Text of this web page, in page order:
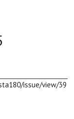
issue/view/39